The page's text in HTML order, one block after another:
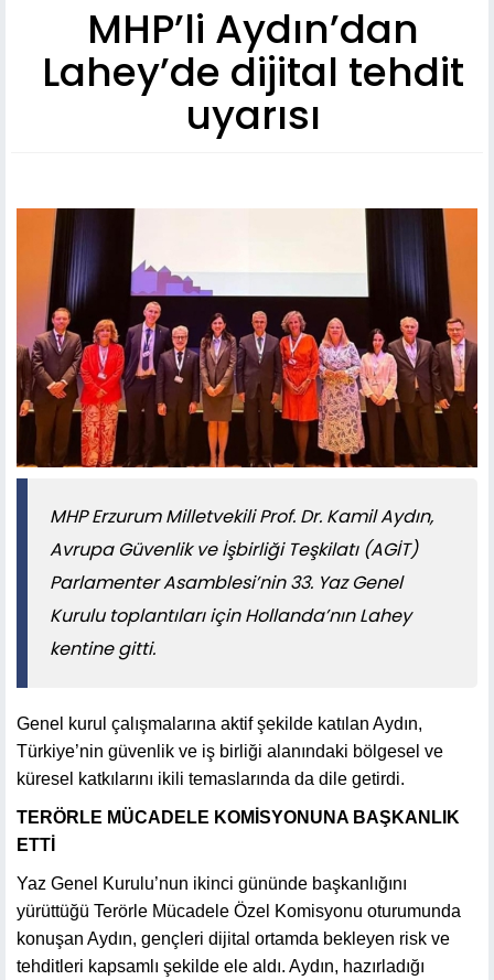
MHP’li Aydın’dan
Lahey’de dijital tehdit
uyarısı
MHP Erzurum Milletvekili Prof. Dr. Kamil Aydın,
Avrupa Güvenlik ve İşbirliği Teşkilatı (AGİT)
Parlamenter Asamblesi’nin 33. Yaz Genel
Kurulu toplantıları için Hollanda’nın Lahey
kentine gitti.
Genel kurul çalışmalarına aktif şekilde katılan Aydın,
Türkiye’nin güvenlik ve iş birliği alanındaki bölgesel ve
küresel katkılarını ikili temaslarında da dile getirdi.
TERÖRLE MÜCADELE KOMİSYONUNA BAŞKANLIK
ETTİ
Yaz Genel Kurulu’nun ikinci gününde başkanlığını
yürüttüğü Terörle Mücadele Özel Komisyonu oturumunda
konuşan Aydın, gençleri dijital ortamda bekleyen risk ve
tehditleri kapsamlı şekilde ele aldı. Aydın, hazırladığı